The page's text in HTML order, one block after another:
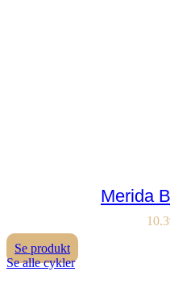
Merida
Se produkt
Se alle cykler